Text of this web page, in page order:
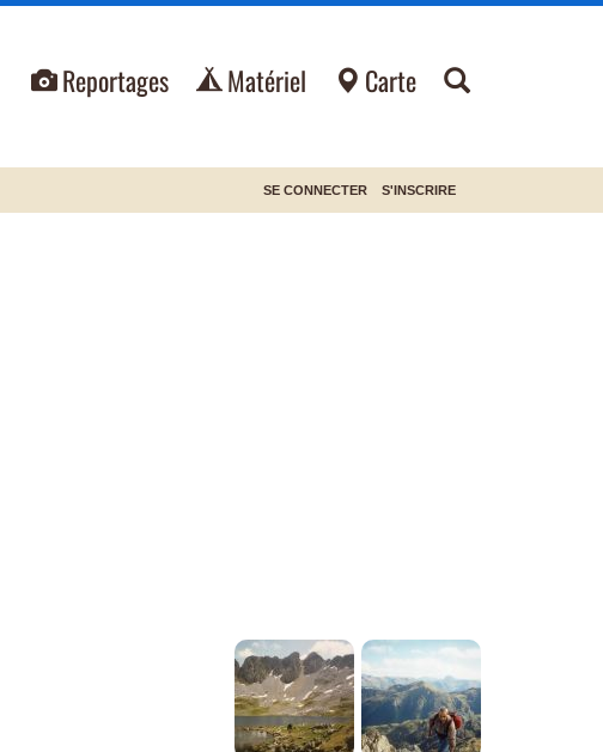
Reportages Matériel Carte
SE CONNECTER S'INSCRIRE